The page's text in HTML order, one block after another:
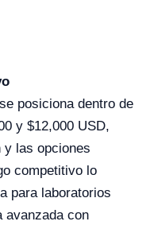
se posiciona dentro de
y $12,000 USD,
y las opciones
competitivo lo
para laboratorios
avanzada con